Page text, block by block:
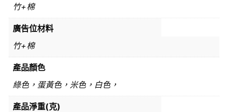
竹+棉
廣告位材料
竹+棉
產品顏色
綠色，蛋黃色，米色，白色，
產品淨重(克)